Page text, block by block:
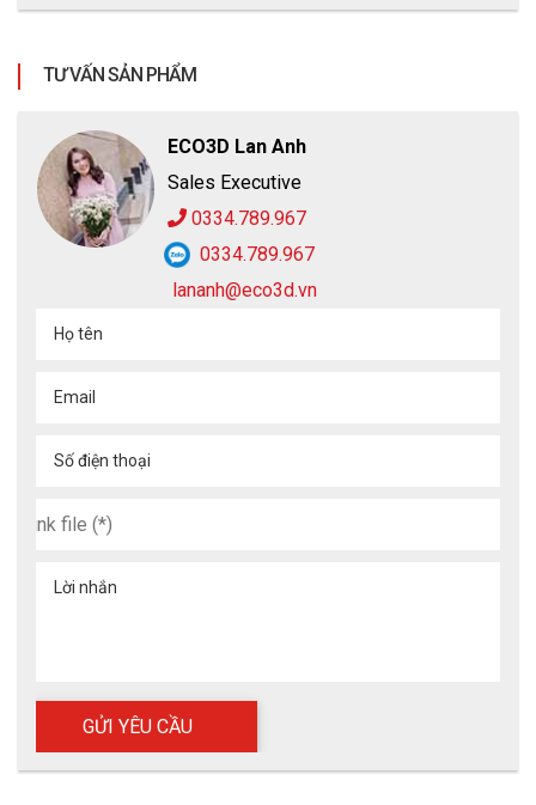
TƯ VẤN SẢN PHẨM
ECO3D Lan Anh
Sales Executive
0334.789.967
0334.789.967
lananh@eco3d.vn
Họ tên
Email
Số điện thoại
Lời nhắn